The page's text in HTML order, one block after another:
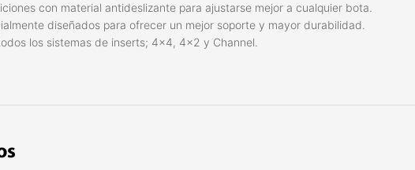
con material antideslizante para ajustarse mejor a cualquier bota.
diseñados para ofrecer un mejor soporte y mayor durabilidad.
los sistemas de inserts; 4x4, 4x2 y Channel.